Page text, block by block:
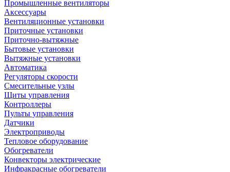
Промышленные вентиляторы
Аксессуары
Вентиляционные установки
Приточные установки
Приточно-вытяжные
Бытовые установки
Вытяжные установки
Автоматика
Регуляторы скорости
Смесительные узлы
Щиты управления
Контроллеры
Пульты управления
Датчики
Электроприводы
Тепловое оборудование
Обогреватели
Конвекторы электрические
Инфракрасные обогреватели